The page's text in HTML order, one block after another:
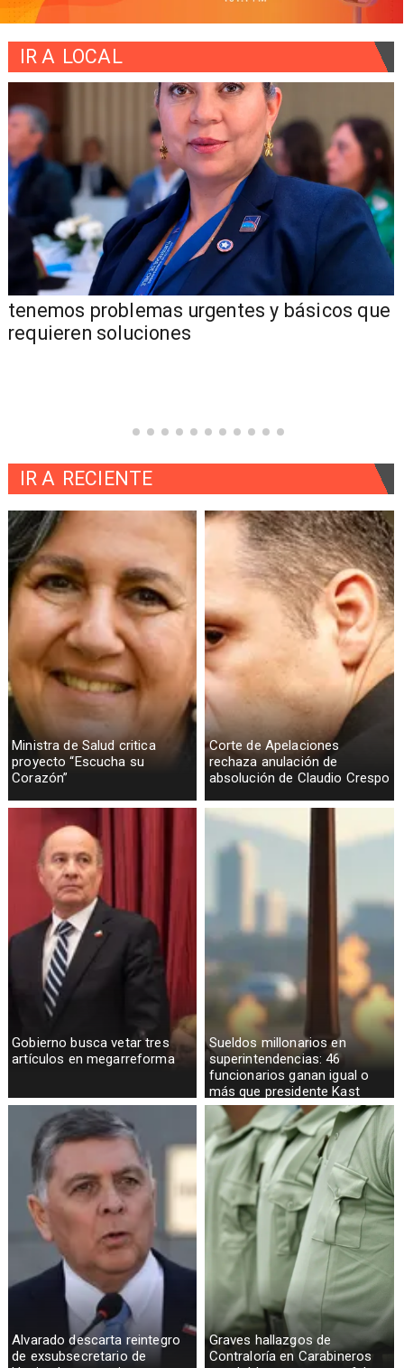
IR A LOCAL
tenemos problemas urgentes y básicos que
requieren soluciones
Ministra de Salud critica
proyecto “Escucha su
Corazón”
Corte de Apelaciones
rechaza anulación de
absolución de Claudio Crespo
Gobierno busca vetar tres
artículos en megarreforma
Sueldos millonarios en
superintendencias: 46
funcionarios ganan igual o
más que presidente Kast
Alvarado descarta reintegro
de exsubsecretario de
Graves hallazgos de
Contraloría en Carabineros
IR A RECIENTE